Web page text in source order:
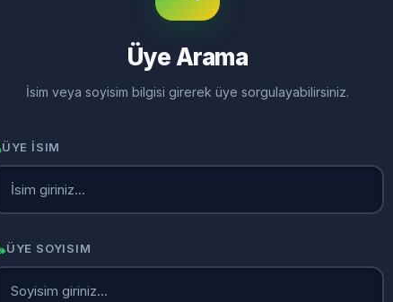
Üye Arama
İsim veya soyisim bilgisi girerek üye sorgulayabilirsiniz.
ÜYE İSIM
ÜYE SOYISIM